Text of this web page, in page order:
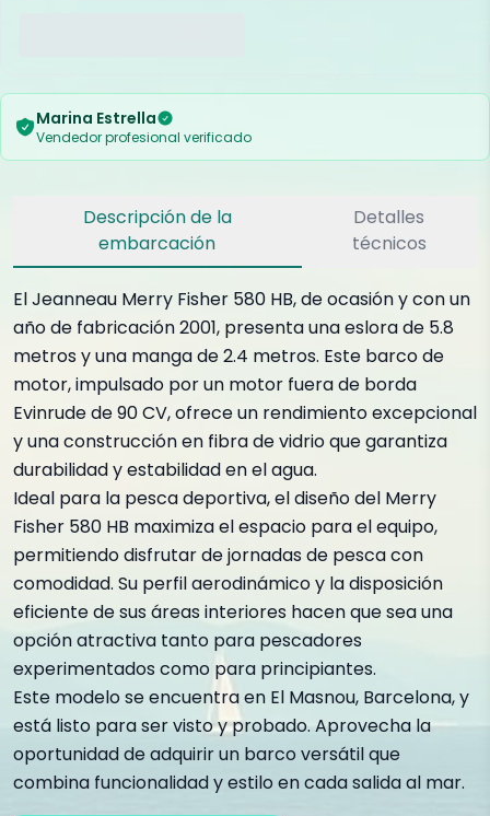
Marina Estrella
Vendedor profesional verificado
Descripción de la
embarcación
Detalles
técnicos
El Jeanneau Merry Fisher 580 HB, de ocasión y con un
año de fabricación 2001, presenta una eslora de 5.8
metros y una manga de 2.4 metros. Este barco de
motor, impulsado por un motor fuera de borda
Evinrude de 90 CV, ofrece un rendimiento excepcional
y una construcción en fibra de vidrio que garantiza
durabilidad y estabilidad en el agua.
Ideal para la pesca deportiva, el diseño del Merry
Fisher 580 HB maximiza el espacio para el equipo,
permitiendo disfrutar de jornadas de pesca con
comodidad. Su perfil aerodinámico y la disposición
eficiente de sus áreas interiores hacen que sea una
opción atractiva tanto para pescadores
experimentados como para principiantes.
Este modelo se encuentra en El Masnou, Barcelona, y
está listo para ser visto y probado. Aprovecha la
oportunidad de adquirir un barco versátil que
combina funcionalidad y estilo en cada salida al mar.